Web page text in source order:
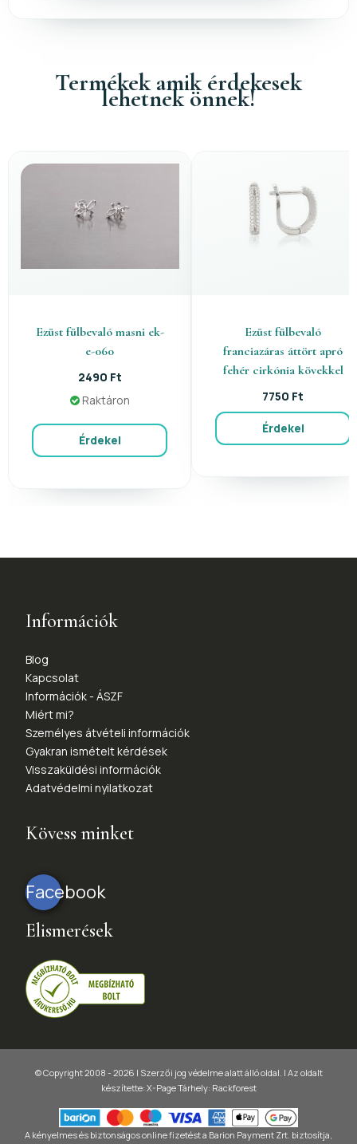
Termékek amik érdekesek
lehetnek önnek!
Ezüst fülbevaló masni ek-
e-060
2490 Ft
Raktáron
Érdekel
Ezüst fülbevaló
franciazáras áttört apró
fehér cirkónia kövekkel
7750 Ft
Érdekel
Információk
Blog
Kapcsolat
Információk - ÁSZF
Miért mi?
Személyes átvételi információk
Gyakran ismételt kérdések
Visszaküldési információk
Adatvédelmi nyilatkozat
Kövess minket
Facebook
Elismerések
© Copyright 2008 - 2026 | Szerzői jog védelme alatt álló oldal. | Az oldalt
készítette: X-PageTárhely: Rackforest
A kényelmes és biztonságos online fizetést a Barion Payment Zrt. biztosítja,